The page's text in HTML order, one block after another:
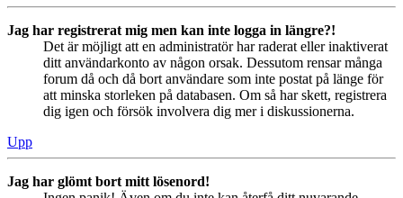
Jag har registrerat mig men kan inte logga in längre?!
Det är möjligt att en administratör har raderat eller inaktiverat
ditt användarkonto av någon orsak. Dessutom rensar många
forum då och då bort användare som inte postat på länge för
att minska storleken på databasen. Om så har skett, registrera
dig igen och försök involvera dig mer i diskussionerna.
Upp
Jag har glömt bort mitt lösenord!